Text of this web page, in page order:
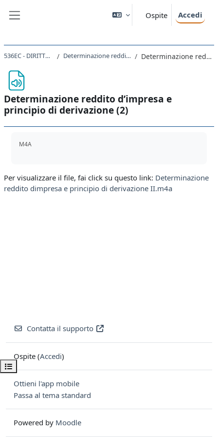
Ospite Accedi
Apri indice del corso
536EC - DIRITTO TRIBUTARIO D'IMPRESA 2019 Determinazione reddito d’impresa e principio di derivazione (2 ore) Determinazione reddito d’impresa e principio di derivazione (2)
Determinazione reddito d’impresa e
principio di derivazione (2)
M4A
Per visualizzare il file, fai click su questo link: Determinazione
reddito dimpresa e principio di derivazione II.m4a
Contatta il supporto
Ospite (Accedi)
Ottieni l'app mobile
Passa al tema standard
Powered by Moodle